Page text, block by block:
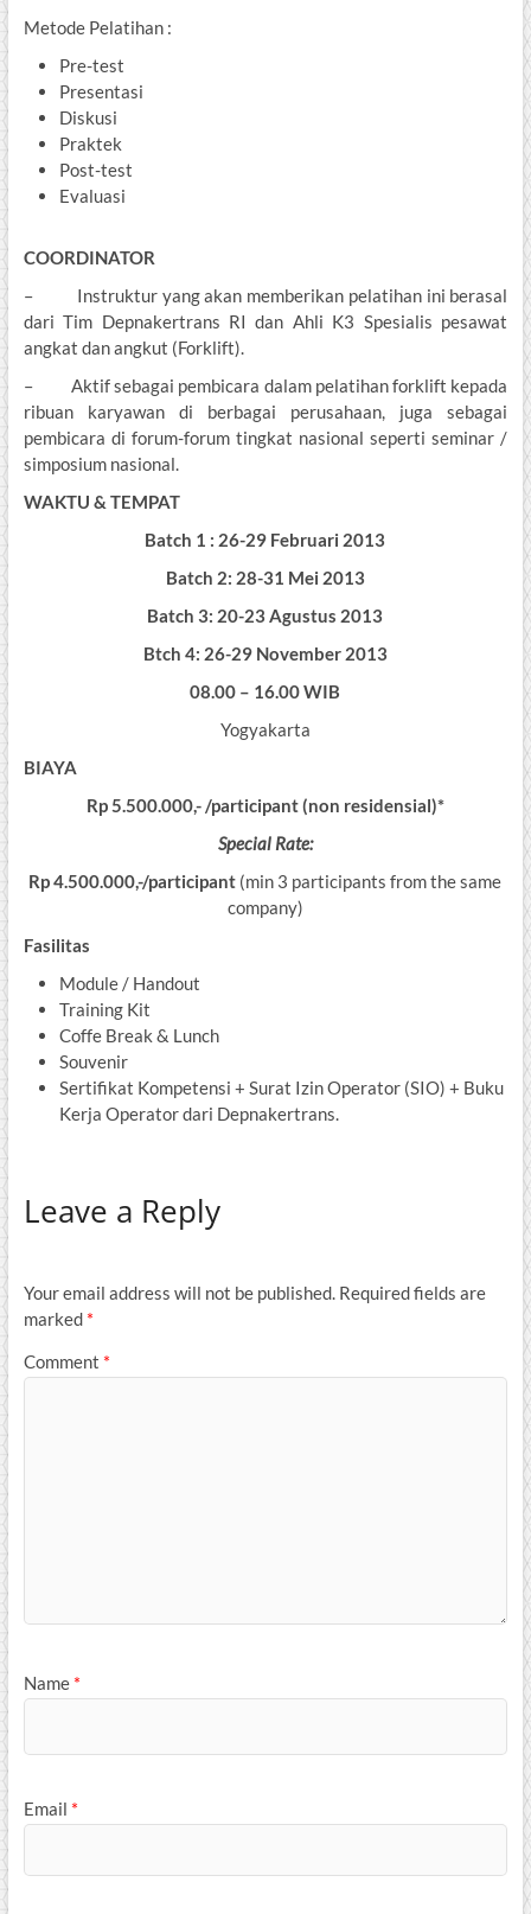
Metode Pelatihan :
Pre-test
Presentasi
Diskusi
Praktek
Post-test
Evaluasi
COORDINATOR
– Instruktur yang akan memberikan pelatihan ini berasal
dari Tim Depnakertrans RI dan Ahli K3 Spesialis pesawat
angkat dan angkut (Forklift).
– Aktif sebagai pembicara dalam pelatihan forklift kepada
ribuan karyawan di berbagai perusahaan, juga sebagai
pembicara di forum-forum tingkat nasional seperti seminar /
simposium nasional.
WAKTU & TEMPAT
Batch 1 : 26-29 Februari 2013
Batch 2: 28-31 Mei 2013
Batch 3: 20-23 Agustus 2013
Btch 4: 26-29 November 2013
08.00 – 16.00 WIB
Yogyakarta
BIAYA
Rp 5.500.000,-/participant (non residensial)*
Special Rate:
Rp 4.500.000,-/participant (min 3 participants from the same
company)
Fasilitas
Module / Handout
Training Kit
Coffe Break & Lunch
Souvenir
Sertifikat Kompetensi + Surat Izin Operator (SIO) + Buku
Kerja Operator dari Depnakertrans.
Leave a Reply
Your email address will not be published. Required fields are
marked *
Comment *
Name *
Email *